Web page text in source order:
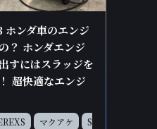
ホンダ車のエンジ
？ ホンダエンジ
すにはスラッジを
超快適なエンジ
マクアケ
S